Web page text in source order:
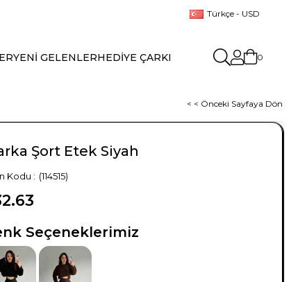
Türkçe - USD
YENİ GELENLERHEDİYE ÇARKI 0
< < Önceki Sayfaya Dön
Şort Etek Siyah
(114515)
Seçeneklerimiz